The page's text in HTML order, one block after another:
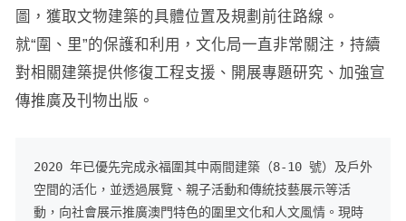
圖，獲取文物建築的具體位置及規劃前往路線。
就“圍、里”的保護和利用，文化局一直非常關注，持續
對相關建築提供修復工程支援、開展專題研究、加強宣
傳推廣及刊物出版。
2020 年已優先完成永福圍其中兩間建築（8-10 號）及戶外
空間的活化，並透過展覽、親子活動和傳統技藝展示等活
動，向社會展示推廣澳門特色的圍里文化和人文風情。現時